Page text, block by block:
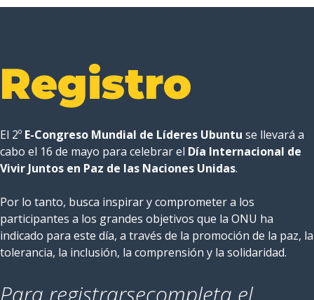
Registro
El 2º E-Congreso Mundial de Líderes Ubuntu se llevará a
cabo el 16 de mayo para celebrar el Día Internacional de
Vivir Juntos en Paz de las Naciones Unidas.
Por lo tanto, busca inspirar y comprometer a los
participantes a los grandes objetivos que la ONU ha
indicado para este día, a través de la promoción de la paz, la
tolerancia, la inclusión, la comprensión y la solidaridad.
Para registrarsecompleta el